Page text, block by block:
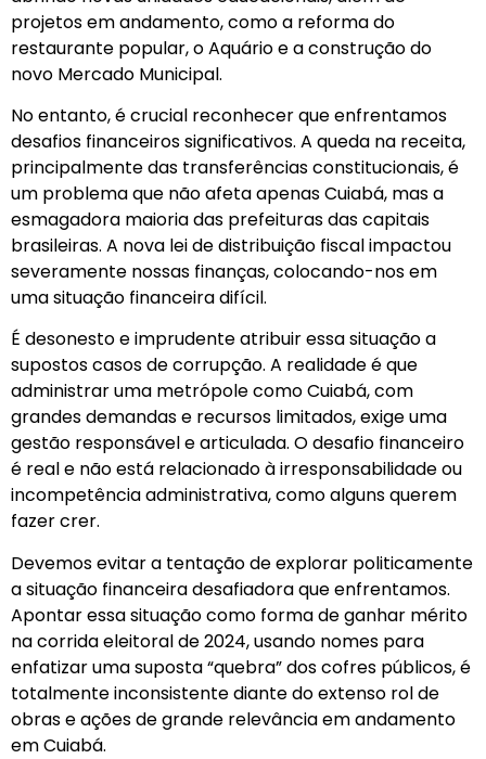
projetos em andamento, como a reforma do
restaurante popular, o Aquário e a construção do
novo Mercado Municipal.
No entanto, é crucial reconhecer que enfrentamos
desafios financeiros significativos. A queda na receita,
principalmente das transferências constitucionais, é
um problema que não afeta apenas Cuiabá, mas a
esmagadora maioria das prefeituras das capitais
brasileiras. A nova lei de distribuição fiscal impactou
severamente nossas finanças, colocando-nos em
uma situação financeira difícil.
É desonesto e imprudente atribuir essa situação a
supostos casos de corrupção. A realidade é que
administrar uma metrópole como Cuiabá, com
grandes demandas e recursos limitados, exige uma
gestão responsável e articulada. O desafio financeiro
é real e não está relacionado à irresponsabilidade ou
incompetência administrativa, como alguns querem
fazer crer.
Devemos evitar a tentação de explorar politicamente
a situação financeira desafiadora que enfrentamos.
Apontar essa situação como forma de ganhar mérito
na corrida eleitoral de 2024, usando nomes para
enfatizar uma suposta “quebra” dos cofres públicos, é
totalmente inconsistente diante do extenso rol de
obras e ações de grande relevância em andamento
em Cuiabá.